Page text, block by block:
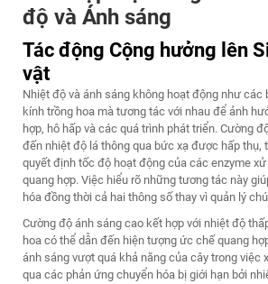
độ và Ánh sáng
Tác động Cộng hưởng lên
vật
Nhiệt độ và ánh sáng không hoạt động như các
kính trồng hoa mà tương tác với nhau để ảnh
hợp, hô hấp và các quá trình phát triển. Cường
đến nhiệt độ lá thông qua bức xạ được hấp thụ,
quyết định tốc độ hoạt động của các enzyme
quang hợp. Việc hiểu rõ những tương tác này
hóa đồng thời cả hai thông số thay vì quản lý
Cường độ ánh sáng cao kết hợp với nhiệt độ
hoa có thể dẫn đến hiện tượng ức chế quang
ánh sáng vượt quá khả năng của cây trong việc
qua các phản ứng chuyển hóa bị giới hạn bởi